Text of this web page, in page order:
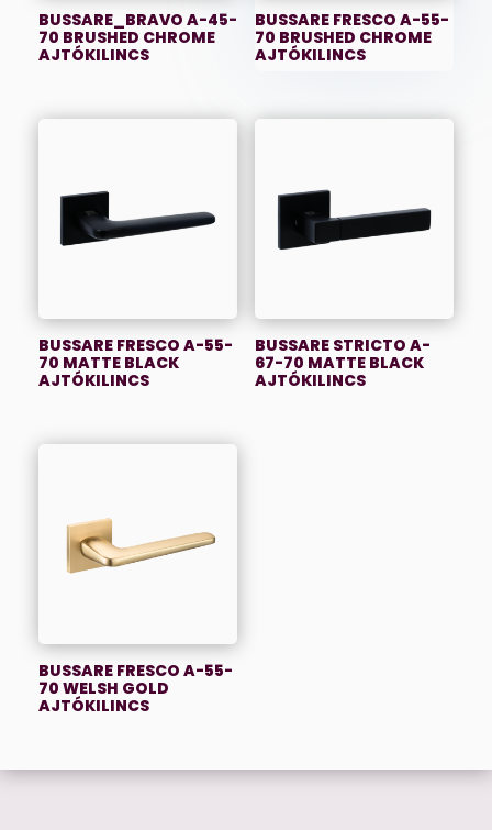
BUSSARE_BRAVO A-45-
70 BRUSHED CHROME
AJTÓKILINCS
BUSSARE FRESCO A-55-
70 BRUSHED CHROME
AJTÓKILINCS
BUSSARE FRESCO A-55-
70 MATTE BLACK
AJTÓKILINCS
BUSSARE STRICTO A-
67-70 MATTE BLACK
AJTÓKILINCS
BUSSARE FRESCO A-55-
70 WELSH GOLD
AJTÓKILINCS